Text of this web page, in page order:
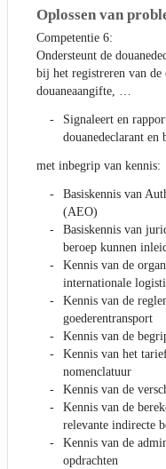
Oplossen van
Competentie 6:
Ondersteunt de
bij het registreren van de
douaneaangifte, …
Signaleert en
douanedeclarant
met inbegrip van kennis:
Basiskennis van
(AEO)
Basiskennis van
beroep kunnen
Kennis van de
internationale
Kennis van de
goederentransport
Kennis van de
Kennis van het
nomenclatuur
Kennis van de
Kennis van de
relevante indirecte
Kennis van de
opdrachten